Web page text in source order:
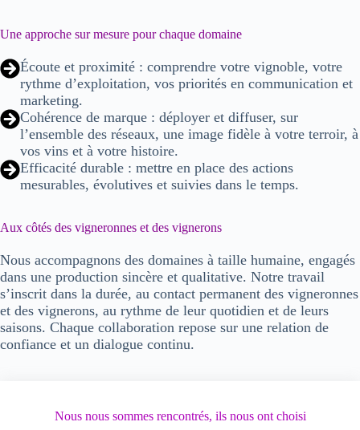
Une approche sur mesure pour chaque domaine
Écoute et proximité : comprendre votre vignoble, votre
rythme d’exploitation, vos priorités en communication et
marketing.
Cohérence de marque : déployer et diffuser, sur
l’ensemble des réseaux, une image fidèle à votre terroir, à
vos vins et à votre histoire.
Efficacité durable : mettre en place des actions
mesurables, évolutives et suivies dans le temps.
Aux côtés des vigneronnes et des vignerons
Nous accompagnons des domaines à taille humaine, engagés
dans une production sincère et qualitative. Notre travail
s’inscrit dans la durée, au contact permanent des vigneronnes
et des vignerons, au rythme de leur quotidien et de leurs
saisons. Chaque collaboration repose sur une relation de
confiance et un dialogue continu.
Nous nous sommes rencontrés, ils nous ont choisi